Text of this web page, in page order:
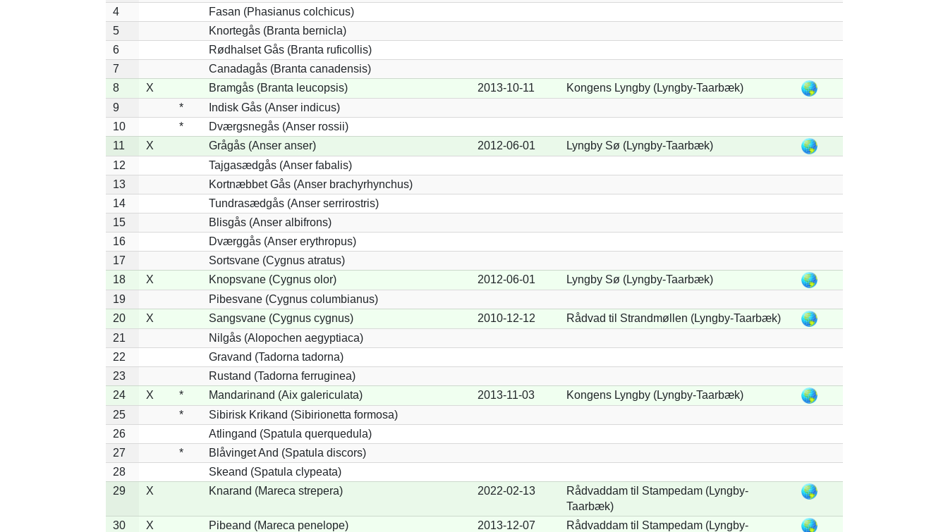
4
Fasan (Phasianus colchicus)
5
Knortegås (Branta bernicla)
6
Rødhalset Gås (Branta ruficollis)
7
Canadagås (Branta canadensis)
8
X Bramgås (Branta leucopsis) 2013-10-11
Kongens Lyngby (Lyngby-Taarbæk)
9
*
Indisk Gås (Anser indicus)
10
*
Dværgsnegås (Anser rossii)
11
X Grågås (Anser anser) 2012-06-01
Lyngby Sø (Lyngby-Taarbæk)
12
Tajgasædgås (Anser fabalis)
13
Kortnæbbet Gås (Anser brachyrhynchus)
14
Tundrasædgås (Anser serrirostris)
15
Blisgås (Anser albifrons)
16
Dværggås (Anser erythropus)
17
Sortsvane (Cygnus atratus)
18
X Knopsvane (Cygnus olor) 2012-06-01
Lyngby Sø (Lyngby-Taarbæk)
19
Pibesvane (Cygnus columbianus)
20
X Sangsvane (Cygnus cygnus) 2010-12-12
Rådvad til Strandmøllen (Lyngby-Taarbæk)
21
Nilgås (Alopochen aegyptiaca)
22
Gravand (Tadorna tadorna)
23
Rustand (Tadorna ferruginea)
24
X * Mandarinand (Aix galericulata) 2013-11-03
Kongens Lyngby (Lyngby-Taarbæk)
25
*
Sibirisk Krikand (Sibirionetta formosa)
26
Atlingand (Spatula querquedula)
27
*
Blåvinget And (Spatula discors)
28
Skeand (Spatula clypeata)
29
X Knarand (Mareca strepera) 2022-02-13
Rådvaddam til Stampedam (Lyngby-
Taarbæk)
30
X Pibeand (Mareca penelope) 2013-12-07
Rådvaddam til Stampedam (Lyngby-